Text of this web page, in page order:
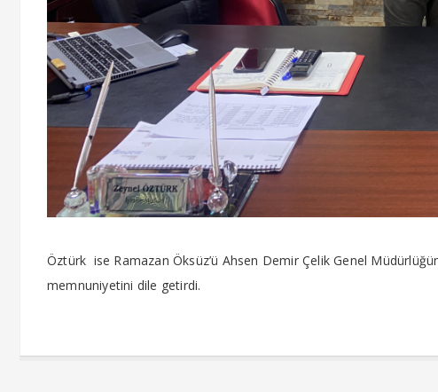
Öztürk ise Ramazan Öksüz’ü Ahsen Demir Çelik Genel
memnuniyetini dile getirdi.